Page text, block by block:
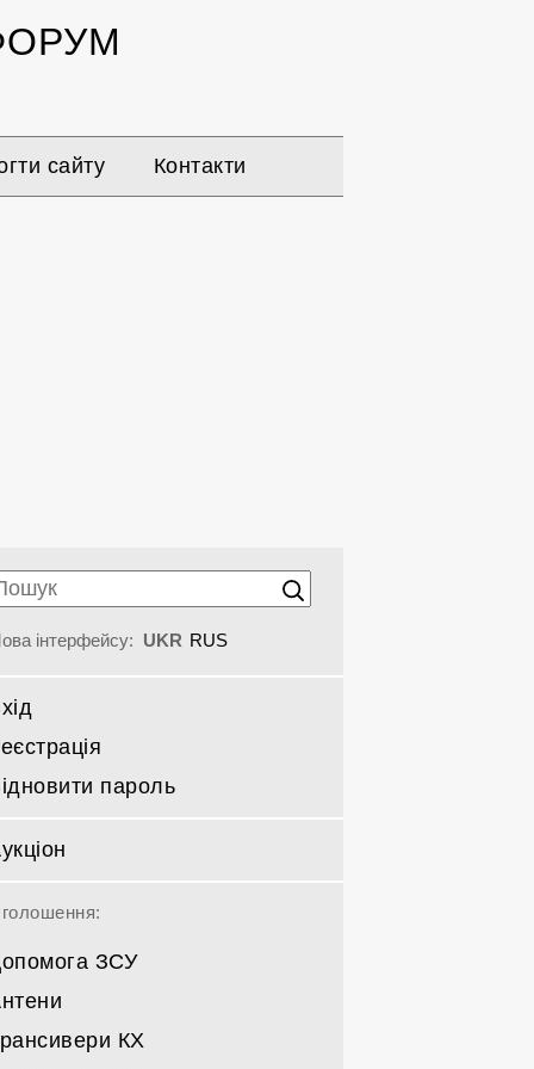
сайту Контакти
інтерфейсу: UKR RUS
пароль
ЗСУ
Спрямовані КВ
КХ